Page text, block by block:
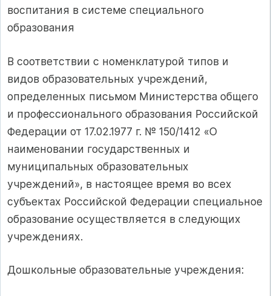
воспитания в системе специального
образования
В соответствии с номенклатурой типов и
видов образовательных учреждений,
определенных письмом Министерства общего
и профессионального образования Российской
Федерации от 17.02.1977 г. № 150/1412 «О
наименовании государственных и
муниципальных образовательных
учреждений», в настоящее время во всех
субъектах Российской Федерации специальное
образование осуществляется в следующих
учреждениях.
Дошкольные образовательные учреждения: